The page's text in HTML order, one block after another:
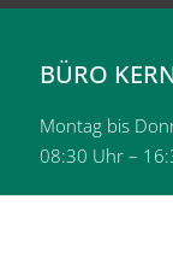
BÜRO
Montag bis
08:30 Uhr –
Freitag: